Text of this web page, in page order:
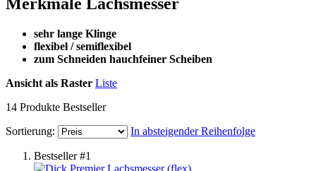
sehr lange Klinge
flexibel / semiflexibel
zum Schneiden hauchfeiner Scheiben
Ansicht als Raster Liste
14 Produkte Bestseller
Sortierung:
In absteigender Reihenfolge
Bestseller #1